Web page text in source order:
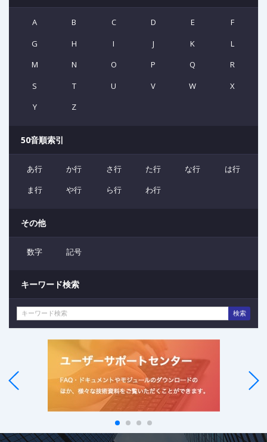
A B C D E
F
G
H I J K
L
M
N O P Q
R
S
T U V W
X
Y
Z
50音順索引
あ行 か行 さ行 た行 な行
は行
ま行
や行 ら行 わ行
その他
数字 記号
キーワード検索
検索